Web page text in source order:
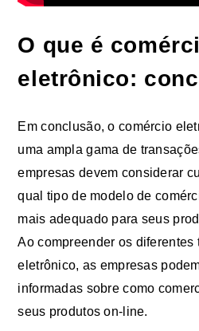
O que é
eletrônico:
Em conclusão, o comércio
uma ampla gama de
empresas devem considerar
qual tipo de modelo de
mais adequado para seus
Ao compreender os diferentes
eletrônico, as empresas
informadas sobre como
seus produtos on-line.